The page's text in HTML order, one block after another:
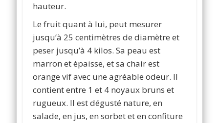
hauteur.
Le fruit quant à lui, peut mesurer
jusqu’à 25 centimètres de diamètre et
peser jusqu’à 4 kilos. Sa peau est
marron et épaisse, et sa chair est
orange vif avec une agréable odeur. Il
contient entre 1 et 4 noyaux bruns et
rugueux. Il est dégusté nature, en
salade, en jus, en sorbet et en confiture